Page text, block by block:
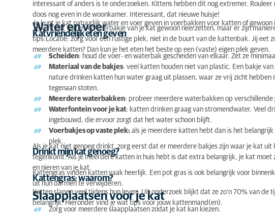
interessant of anders is te onderzoeken. Kittens hebben dit nog extremer.
doos nog even in de woonkamer. Interessant, dat nieuwe huisje!
Water en voer
Je kunt je kat natuurlijk water en voer geven in voerbakken voor katten of gewoon
Katvriendelijk eten geven
Je kunt het water- en voerbakje van je kat gewoon neerzetten, maar er zijn
tips:Locatie: zorg voor een rustige plek, niet in de buurt van de kattenbak. Jij eet
meerdere katten? Dan kun je het eten het beste op een (vaste) eigen plek geven.
Scheiden: houd de voer- en waterbak gescheiden van elkaar. Zet ze
Materiaal van de bakjes: veel katten houden niet van plastic. Een bakje
nature drinken katten hun water graag uit plassen, waar ze vrij zicht hebben
tegenaan stoten.
Meerdere waterbakken: probeer meerdere waterbakken op verschillende
Waterfontein voor je kat: katten drinken graag van stromendwater. Veel
ingebouwd, die ervoor zorgt dat het water schoon blijft.
Voerbakjes op vaste plek: als je meerdere katten hebt dan is het
plek.
Drinkt mijn kat genoeg?
Als je kat niet genoeg drinkt, zorg eerst dat er meerdere bakjes zijn waar je kat
tegenkomt. Als je meerdere katten in huis hebt is dat extra belangrijk, je kat moet
en nieren van je kat.
Kattengras: waarom?
Kattengras vinden katten vaak heerlijk. Een pot gras is ook belangrijk voor
uit hun darmen te verwijderen.
Slaapplaatsen voor je kat
Katten slapen veel tijdens hun leven. Uit onderzoek blijkt dat ze zo’n 70% van de
belangrijk. Hieronder vind je wat tips voor jouw kattenmand(en).
Zorg voor meerdere slaapplaatsen zodat je kat kan kiezen.